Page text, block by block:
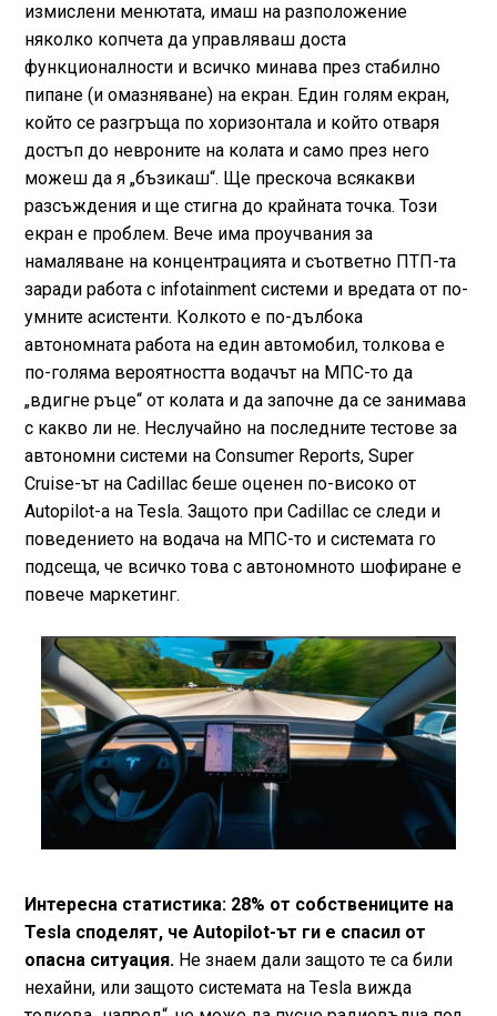
измислени менютата, имаш на разположение
няколко копчета да управляваш доста
функционалности и всичко минава през стабилно
пипане (и омазняване) на екран. Един голям екран,
който се разгръща по хоризонтала и който отваря
достъп до невроните на колата и само през него
можеш да я „бъзикаш“. Ще прескоча всякакви
разсъждения и ще стигна до крайната точка. Този
екран е проблем. Вече има проучвания за
намаляване на концентрацията и съответно ПТП-та
заради работа с infotainment системи и вредата от по-
умните асистенти. Колкото е по-дълбока
автономната работа на един автомобил, толкова е
по-голяма вероятността водачът на МПС-то да
„вдигне ръце“ от колата и да започне да се занимава
с какво ли не. Неслучайно на последните тестове за
автономни системи на Consumer Reports, Super
Cruise-ът на Cadillac беше оценен по-високо от
Autopilot-a на Tesla. Защото при Cadillac се следи и
поведението на водача на МПС-то и системата го
подсеща, че всичко това с автономното шофиране е
повече маркетинг.
Интересна статистика: 28% от собствениците на
Tesla споделят, че Autopilot-ът ги е спасил от
опасна ситуация.Не знаем дали защото те са били
нехайни, или защото системата на Tesla вижда